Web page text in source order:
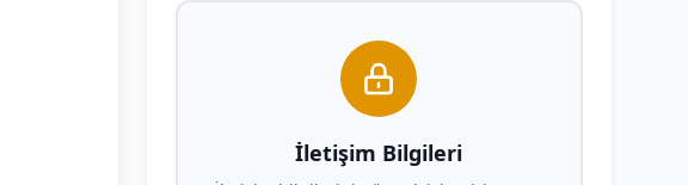
İletişim Bilgileri